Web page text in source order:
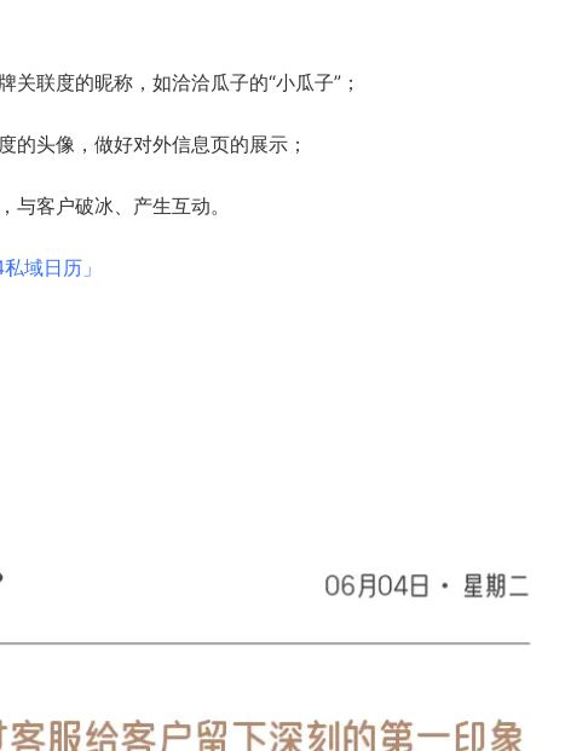
联度的昵称，如洽洽瓜子的“小瓜子”；
头像，做好对外信息页的展示；
客户破冰、产生互动。
域日历」